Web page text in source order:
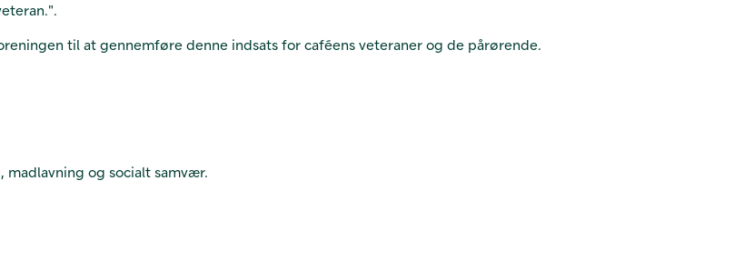
til at gennemføre denne indsats for caféens veteraner og de pårørende.
og socialt samvær.